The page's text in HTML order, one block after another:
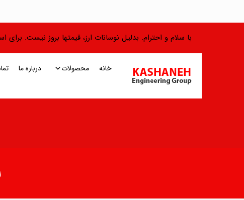
با سلام و احترام. بدلیل نوسانات ارز، قیمتها بروز نیست.
خانه محصولات درباره ما